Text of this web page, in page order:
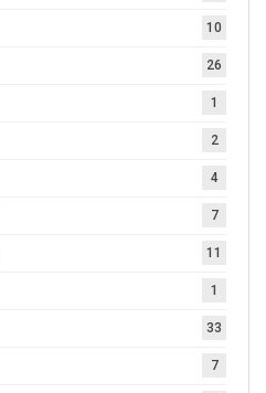
10
26
1
2
4
7
11
1
33
7